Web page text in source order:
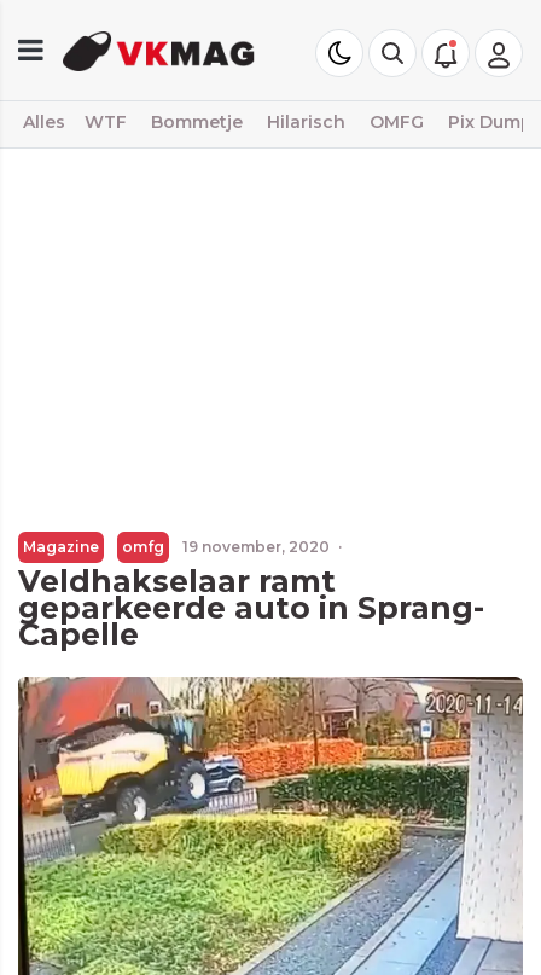
Alles WTF Bommetje Hilarisch OMFG Pix Dump
Magazine omfg 19 november, 2020 ·
Veldhakselaar ramt
geparkeerde auto in Sprang-
Capelle